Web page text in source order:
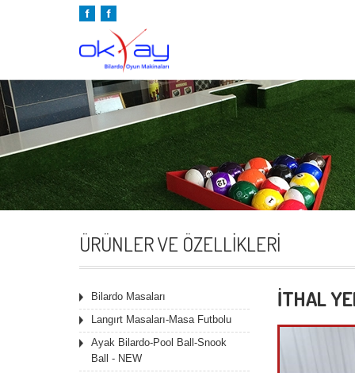
ÜRÜNLER VE ÖZELLIKLERI
Bilardo Masaları
Langırt Masaları-Masa Futbolu
Ayak Bilardo-Pool Ball-Snook
Ball - NEW
İTHAL